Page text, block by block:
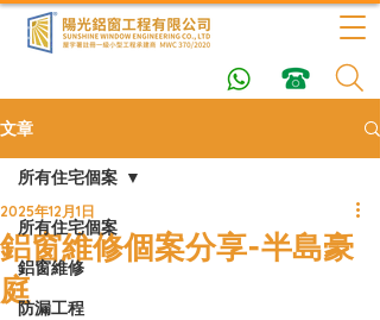
文章
所有住宅個案
鋁窗維修
防漏工程
所有住宅個案
鋁窗維修個案分享-半島豪
庭
2025年12月1日